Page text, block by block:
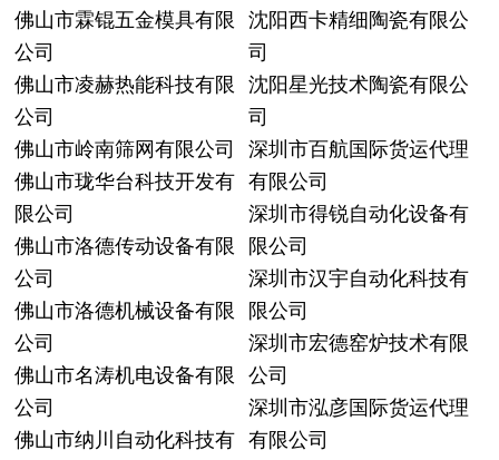
佛山市霖锟五金模具有限
公司
佛山市凌赫热能科技有限
公司
佛山市岭南筛网有限公司
佛山市珑华台科技开发有
限公司
佛山市洛德传动设备有限
公司
佛山市洛德机械设备有限
公司
佛山市名涛机电设备有限
公司
佛山市纳川自动化科技有
沈阳西卡精细陶瓷有限公
司
沈阳星光技术陶瓷有限公
司
深圳市百航国际货运代理
有限公司
深圳市得锐自动化设备有
限公司
深圳市汉宇自动化科技有
限公司
深圳市宏德窑炉技术有限
公司
深圳市泓彦国际货运代理
有限公司